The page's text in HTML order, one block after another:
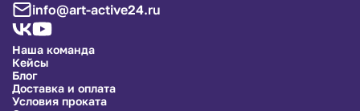
info@art-active24.ru
Наша команда
Кейсы
Блог
Доставка и оплата
Условия проката